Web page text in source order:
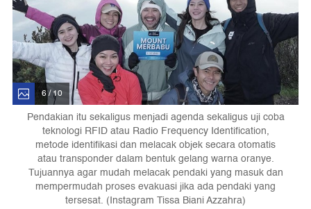
6 / 10
Pendakian itu sekaligus menjadi agenda sekaligus uji coba
teknologi RFID atau Radio Frequency Identification,
metode identifikasi dan melacak objek secara otomatis
atau transponder dalam bentuk gelang warna oranye.
Tujuannya agar mudah melacak pendaki yang masuk dan
mempermudah proses evakuasi jika ada pendaki yang
tersesat. (Instagram Tissa Biani Azzahra)